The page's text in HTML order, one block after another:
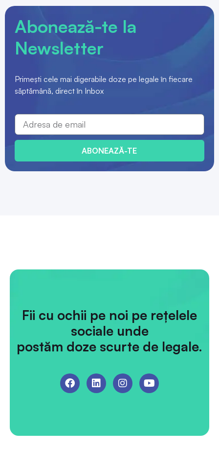
Abonează-te la
Newsletter
Primești cele mai digerabile doze pe legale în fiecare
săptămână, direct în Inbox
ABONEAZĂ-TE
Fii cu ochii pe noi pe rețelele
sociale unde
postăm doze scurte de legale.